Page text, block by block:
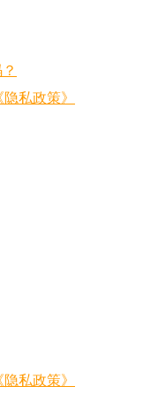
隐私政策》
隐私政策》